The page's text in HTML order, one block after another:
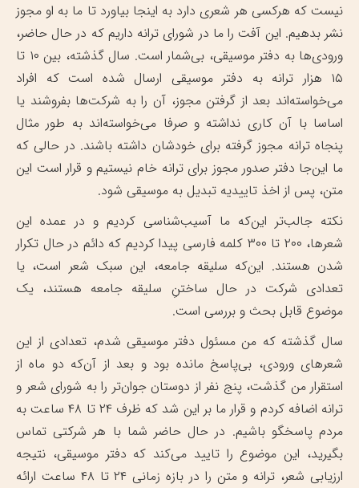
نیست که هرکسی هر شعری دارد به اینجا بیاورد تا ما به او مجوز
نشر بدهیم. این آفت را ما در شورای ترانه داریم که در حال حاضر،
ورودی‌ها به دفتر موسیقی، بی‌شمار است. سال گذشته، بین ۱۰ تا
۱۵ هزار ترانه به دفتر موسیقی ارسال شده است که افراد
می‌خواسته‌اند بعد از گرفتن مجوز، آن را به شرکت‌ها بفروشند یا
اساسا با آن کاری نداشته و صرفا می‌خواسته‌اند به طور مثال
پنجاه ترانه مجوز گرفته برای خودشان داشته باشند. در حالی که
ما این‌جا دفتر صدور مجوز برای ترانه خام نیستیم و قرار است این
متن، پس از اخذ تاییدیه تبدیل به موسیقی شود.
نکته جالب‌تر این‌که ما آسیب‌شناسی کردیم و در عمده این
شعرها، ۲۰۰ تا ۳۰۰ کلمه فارسی پیدا کردیم که دائم در حال تکرار
شدن هستند. این‌که سلیقه جامعه، این سبک شعر است، یا
تعدادی شرکت در حال ساختنِ سلیقه جامعه هستند، یک
موضوع قابل بحث و بررسی است.
سال گذشته که من مسئول دفتر موسیقی شدم، تعدادی از این
شعرهای ورودی، بی‌پاسخ مانده بود و بعد از آن‌که دو ماه از
استقرار من گذشت، پنج نفر از دوستان جوان‌تر را به شورای شعر و
ترانه اضافه کردم و قرار ما بر این شد که ظرف ۲۴ تا ۴۸ ساعت به
مردم پاسخگو باشیم. در حال حاضر شما با هر شرکتی تماس
بگیرید، این موضوع را تایید می‌کند که دفتر موسیقی، نتیجه
ارزیابی شعر، ترانه و متن را در بازه زمانی ۲۴ تا ۴۸ ساعت ارائه